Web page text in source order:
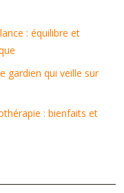
: équilibre et
gardien qui veille sur
: bienfaits et